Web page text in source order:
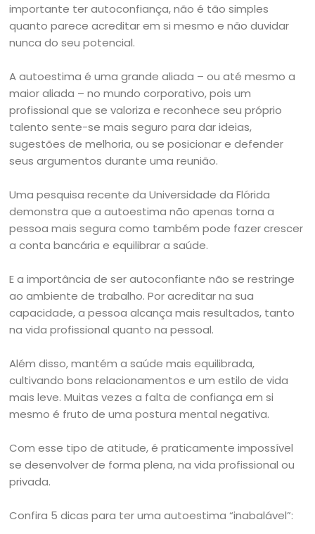
importante ter autoconfiança, não é tão simples
quanto parece acreditar em si mesmo e não duvidar
nunca do seu potencial.
A autoestima é uma grande aliada – ou até mesmo a
maior aliada – no mundo corporativo, pois um
profissional que se valoriza e reconhece seu próprio
talento sente-se mais seguro para dar ideias,
sugestões de melhoria, ou se posicionar e defender
seus argumentos durante uma reunião.
Uma pesquisa recente da Universidade da Flórida
demonstra que a autoestima não apenas torna a
pessoa mais segura como também pode fazer crescer
a conta bancária e equilibrar a saúde.
E a importância de ser autoconfiante não se restringe
ao ambiente de trabalho. Por acreditar na sua
capacidade, a pessoa alcança mais resultados, tanto
na vida profissional quanto na pessoal.
Além disso, mantém a saúde mais equilibrada,
cultivando bons relacionamentos e um estilo de vida
mais leve. Muitas vezes a falta de confiança em si
mesmo é fruto de uma postura mental negativa.
Com esse tipo de atitude, é praticamente impossível
se desenvolver de forma plena, na vida profissional ou
privada.
Confira 5 dicas para ter uma autoestima “inabalável”: